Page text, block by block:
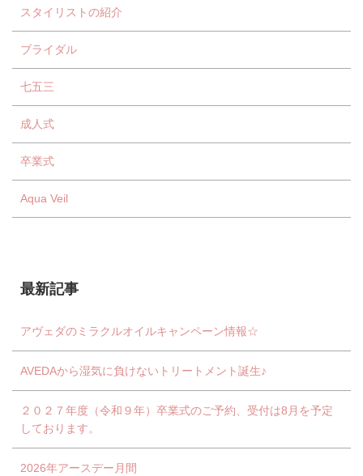
スタイリストの紹介
ブライダル
七五三
成人式
卒業式
Aqua Veil
最新記事
アヴェダのミラクルオイルキャンペーン情報☆
AVEDAから湿気に負けないトリートメント誕生♪
２０２７年度（令和９年）卒業式のご予約、受付は8月を予定
しております。
2026年アースデー月間